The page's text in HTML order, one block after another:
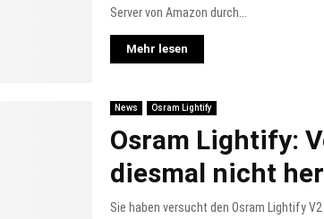
Server von Amazon durch...
Mehr lesen
News Osram Lightify
Osram Lightify:
diesmal nicht
Sie haben versucht den Osram Lightify